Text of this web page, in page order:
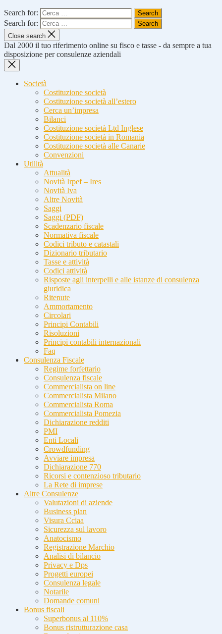
Search for:
Search for:
Close search
Dal 2000 il tuo riferimento online su fisco e tasse - da sempre a tua
disposizione per consulenze aziendali
Società
Costituzione società
Costituzione società all’estero
Cerca un’impresa
Bilanci
Costituzione società Ltd Inglese
Costituzione società in Romania
Costituzione società alle Canarie
Convenzioni
Utilità
Attualità
Novità Irpef – Ires
Novità Iva
Altre Novità
Saggi
Saggi (PDF)
Scadenzario fiscale
Normativa fiscale
Codici tributo e catastali
Dizionario tributario
Tasse e attività
Codici attività
Risposte agli interpelli e alle istanze di consulenza
giuridica
Ritenute
Ammortamento
Circolari
Principi Contabili
Risoluzioni
Principi contabili internazionali
Faq
Consulenza Fiscale
Regime forfettario
Consulenza fiscale
Commercialista on line
Commercialista Milano
Commercialista Roma
Commercialista Pomezia
Dichiarazione redditi
PMI
Enti Locali
Crowdfunding
Avviare impresa
Dichiarazione 770
Ricorsi e contenzioso tributario
La Rete di imprese
Altre Consulenze
Valutazioni di aziende
Business plan
Visura Cciaa
Sicurezza sul lavoro
Anatocismo
Registrazione Marchio
Analisi di bilancio
Privacy e Dps
Progetti europei
Consulenza legale
Notarile
Domande comuni
Bonus fiscali
Superbonus al 110%
Bonus ristrutturazione casa